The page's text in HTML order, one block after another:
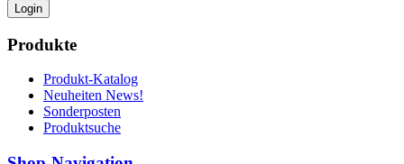
Login
Produkte
Produkt-Katalog
Neuheiten News!
Sonderposten
Produktsuche